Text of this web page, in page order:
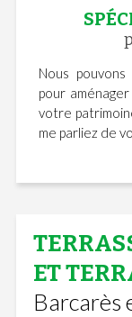
Nous
pour
votre
me parliez de
ET
Barcarès